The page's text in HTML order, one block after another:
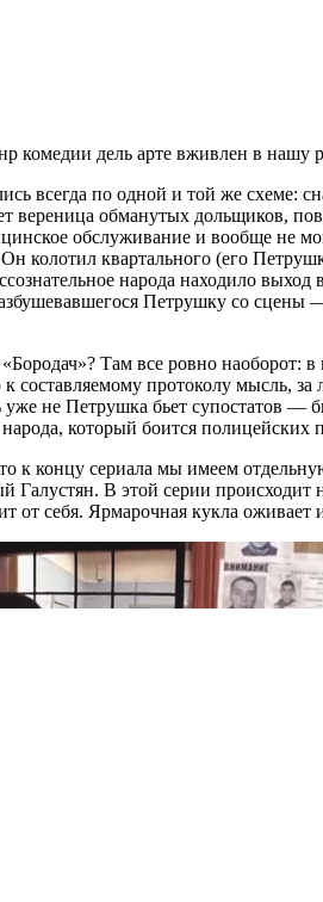
комедии дель арте вживлен в нашу
всегда по одной и той же схеме:
вереница обманутых дольщиков,
обслуживание и вообще не
колотил квартального (его
народа находило
Петрушку со сцены
Там все ровно
протоколу мысль,
не Петрушка бьет супостатов —
который боится
к концу сериала мы имеем
Галустян. В этой серии
от себя. Ярмарочная кукла